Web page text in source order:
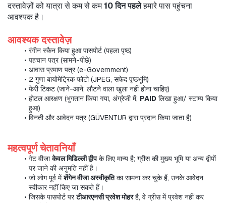
दस्तावेज़ों को यात्रा से कम से कम 10 दिन पहले हमारे पास पहुंचना
आवश्यक है।
आवश्यक दस्तावेज़
रंगीन स्कैन किया हुआ पासपोर्ट (पहला पृष्ठ)
पहचान पत्र (सामने-पीछे)
आवास प्रमाण पत्र (e-Government)
2 गुणा बायोमेट्रिक फोटो (JPEG, सफेद पृष्ठभूमि)
फेरी टिकट (जाने-आने; लौटने वाला खुला नहीं होना चाहिए)
होटल आरक्षण (भुगतान किया गया, अंग्रेजी में, PAID लिखा हुआ/ स्टाम्प किया
हुआ)
विनती और आवेदन पत्र (GÜVENTUR द्वारा प्रदान किया जाता है)
महत्वपूर्ण चेतावनियाँ
गेट वीजा केवल मिडिल्ली द्वीप के लिए मान्य है; ग्रीस की मुख्य भूमि या अन्य द्वीपों
पर जाने की अनुमति नहीं है।
जो लोग पूर्व में शेंगेन वीजा अस्वीकृति का सामना कर चुके हैं, उनके आवेदन
स्वीकार नहीं किए जा सकते हैं।
जिसके पासपोर्ट पर टीआरएनसी प्रवेश मोहर है, वे ग्रीस में प्रवेश नहीं कर